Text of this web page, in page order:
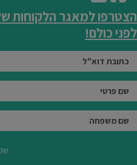
הצטרפו למאגר הלקוחות
לפני כולם!